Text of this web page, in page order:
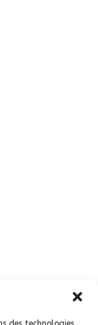
et
pas à
intègre
:
et même
se tenait le